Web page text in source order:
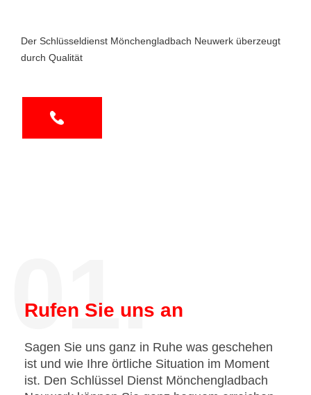
Der Schlüsseldienst Mönchengladbach Neuwerk überzeugt
durch Qualität
01.
Rufen Sie uns an
Sagen Sie uns ganz in Ruhe was geschehen
ist und wie Ihre örtliche Situation im Moment
ist. Den Schlüssel Dienst Mönchengladbach